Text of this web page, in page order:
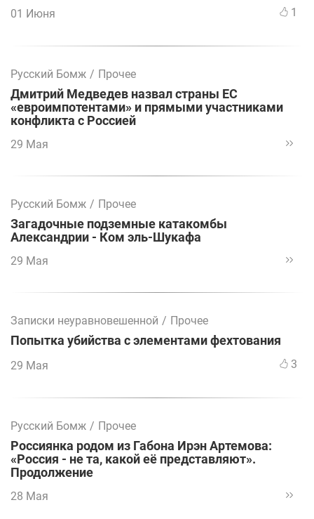
01 Июня 1
Русский Бомж / Прочее
Дмитрий Медведев назвал страны ЕС
«евроимпотентами» и прямыми участниками
конфликта с Россией
29 Мая
Русский Бомж / Прочее
Загадочные подземные катакомбы
Александрии - Ком эль-Шукафа
29 Мая
Записки неуравновешенной / Прочее
Попытка убийства с элементами фехтования
29 Мая 3
Русский Бомж / Прочее
Россиянка родом из Габона Ирэн Артемова:
«Россия - не та, какой её представляют».
Продолжение
28 Мая